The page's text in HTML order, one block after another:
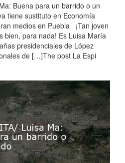
Buena para un barrido o un
tiene sustituto en Economía
medios en Puebla ¡Tan joven
para nada! Es Luisa María
presidenciales de López
de […]The post La Espi